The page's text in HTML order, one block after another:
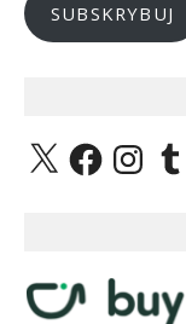
SUBSKRYBUJ
X FacebookInstagram